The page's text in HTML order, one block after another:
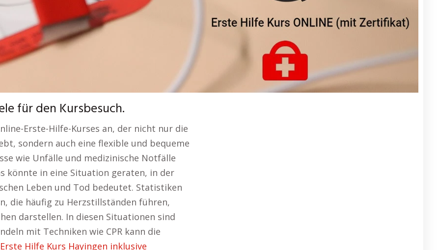
für den Kursbesuch.
Erste-Hilfe-Kurses an, der nicht nur die
sondern auch eine flexible und bequeme
wie Unfälle und medizinische Notfälle
könnte in eine Situation geraten, in der
Leben und Tod bedeutet. Statistiken
die häufig zu Herzstillständen führen,
darstellen. In diesen Situationen sind
mit Techniken wie CPR kann die
Erste Hilfe Kurs Hayingen inklusive